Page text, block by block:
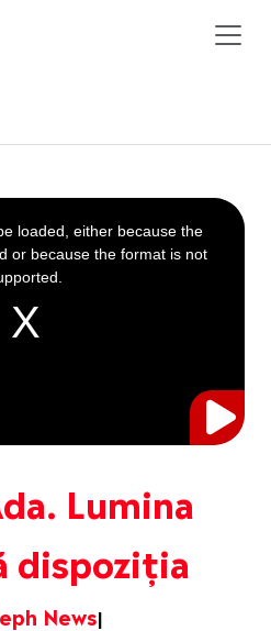
Lumina
dispoziția
News
loaded, either because the
or because the format is not